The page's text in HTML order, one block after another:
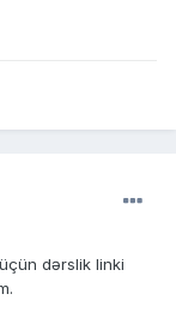
dərslik linki